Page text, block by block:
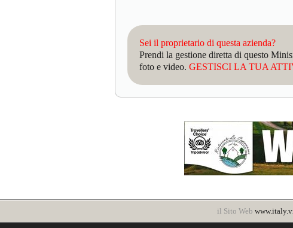
Sei il proprietario di questa azienda?
Prendi la gestione diretta di questo
foto e video. GESTISCI LA TUA
il Sito Web